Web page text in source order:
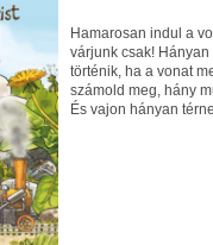
Hamarosan indul a
várjunk csak!
történik, ha a vonat
számold meg, hány
És vajon hányan